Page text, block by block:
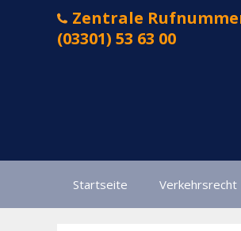
Zentrale
(03301) 53 63 00
Startseite Verkehrsrecht